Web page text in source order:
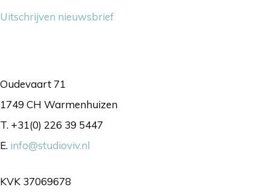
Uitschrijven nieuwsbrief
Oudevaart 71
1749 CH Warmenhuizen
T. +31(0) 226 39 5447
E. info@studioviv.nl
KVK 37069678